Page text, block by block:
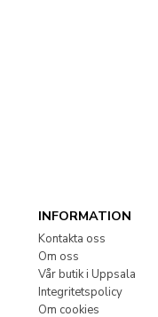
INFORMATION
Kontakta oss
Om oss
Vår butik i Uppsala
Integritetspolicy
Om cookies